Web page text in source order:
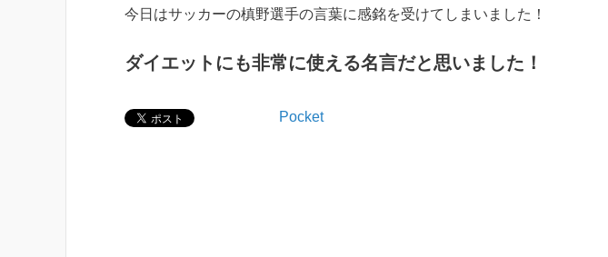
今日はサッカーの槙野選手の言葉に感銘を受けてしまいました！
ダイエットにも非常に使える名言だと思いました！
Pocket